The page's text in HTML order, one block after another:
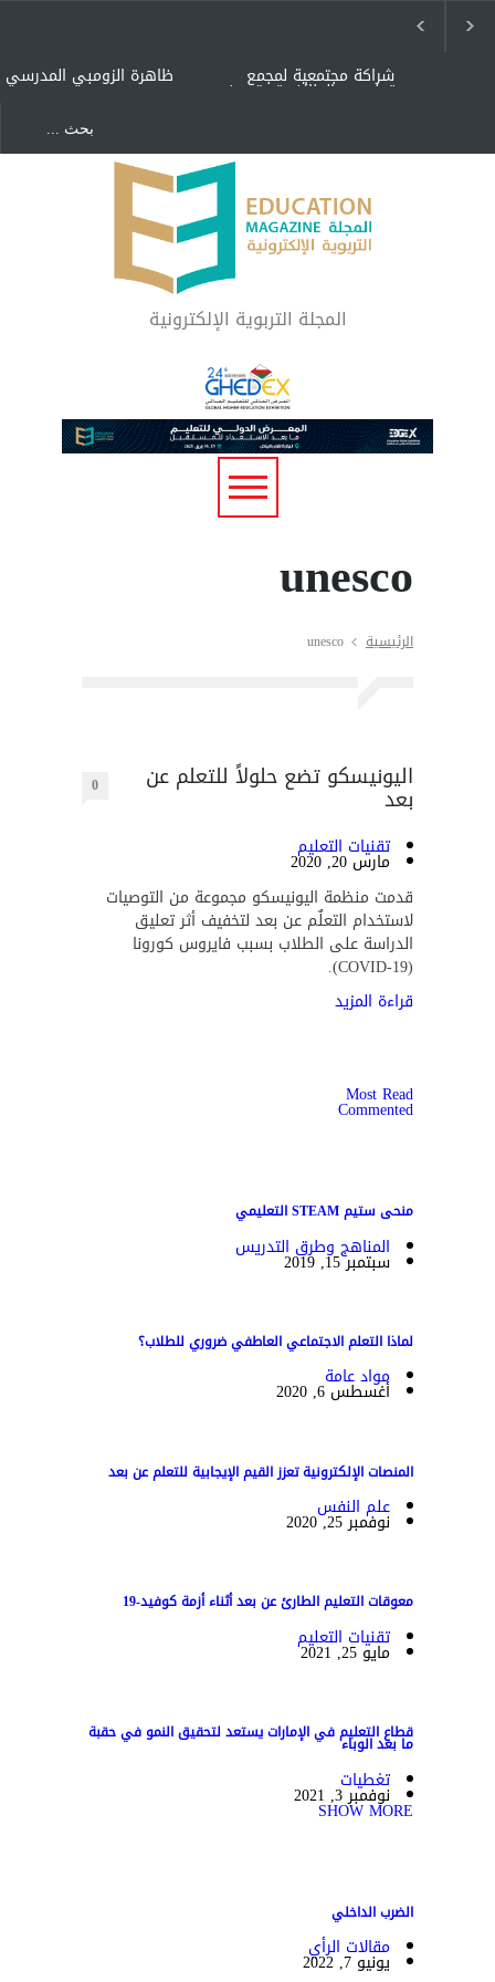
ظاهرة الزومبي المدرسي شراكة مجتمعية لمجمع
تعليمي بالطائف تستهدف
"كنت أنضرب ومافيني إلا
العافية" هل هذا مبرر
لاستمرار أسلوب التربية
المتوارث؟
لماذا تعد برامج توعية الأطفال
بخصوصية الجسد وقاية لا
فضول؟
المجلة التربوية الإلكترونية
unesco
الرئيسية unesco
اليونيسكو تضع حلولاً للتعلم عن
بعد 0
تقنيات التعليم
مارس 20, 2020
قدمت منظمة اليونيسكو مجموعة من التوصيات
لاستخدام التعلٌم عن بعد لتخفيف أثر تعليق
الدراسة على الطلاب بسبب فايروس كورونا
(COVID-19).
قراءة المزيد
Most Read
Commented
منحى ستيم STEAM التعليمي
المناهج وطرق التدريس
سبتمبر 15, 2019
لماذا التعلم الاجتماعي العاطفي ضروري للطلاب؟
مواد عامة
أغسطس 6, 2020
المنصات الإلكترونية تعزز القيم الإيجابية للتعلم عن بعد
علم النفس
نوفمبر 25, 2020
معوقات التعليم الطارئ عن بعد أثناء أزمة كوفيد-19
تقنيات التعليم
مايو 25, 2021
قطاع التعليم في الإمارات يستعد لتحقيق النمو في حقبة
ما بعد الوباء
تغطيات
نوفمبر 3, 2021
SHOW MORE
الضرب الداخلي
مقالات الرأي
يونيو 7, 2022